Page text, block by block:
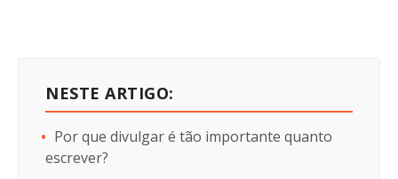
NESTE ARTIGO:
Por que divulgar é tão importante quanto
escrever?